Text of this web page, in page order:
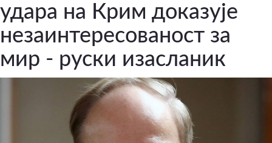
удара на Крим доказује
незаинтересованост за
мир - руски изасланик